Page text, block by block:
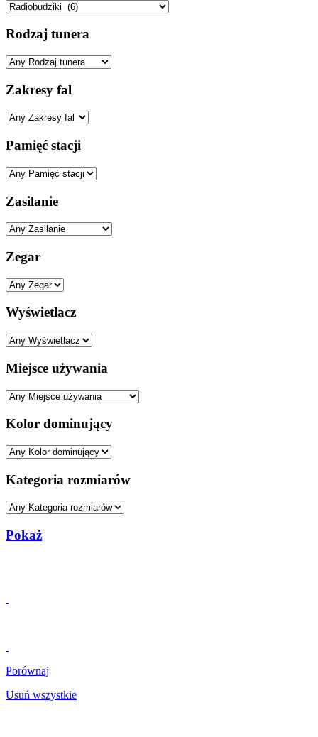
Rodzaj tunera
Zakresy fal
Pamięć stacji
Zasilanie
Zegar
Wyświetlacz
Miejsce używania
Kolor dominujący
Kategoria rozmiarów
Pokaż
Porównaj
Usuń wszystkie